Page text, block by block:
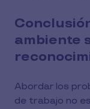
ambiente
Abordar los
de trabajo no